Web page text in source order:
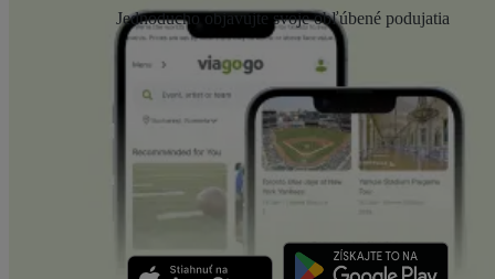
Jednoducho objavujte svoje obľúbené podujatia